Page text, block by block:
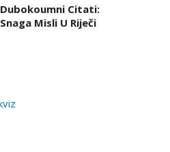
Dubokoumni Citati:
Snaga Misli U Riječi